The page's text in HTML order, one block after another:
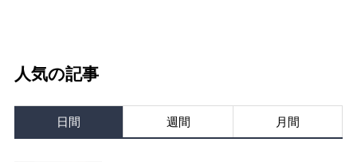
人気の記事
日間 週間 月間